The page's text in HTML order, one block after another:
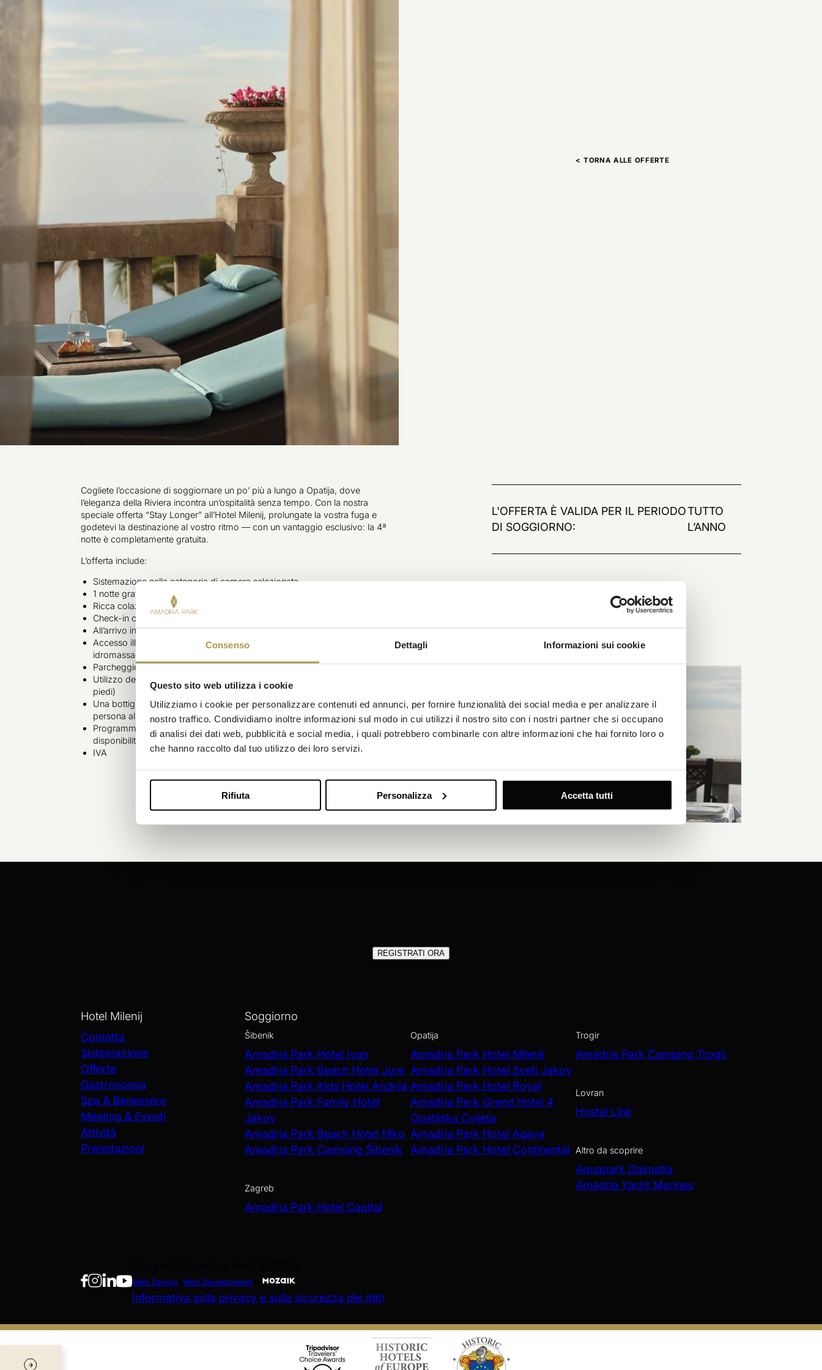
Consenso Dettagli Informazioni sui cookie
Questo sito web utilizza i cookie
Utilizziamo i cookie per personalizzare contenuti ed annunci, per fornire funzionalità dei social media e per analizzare il
nostro traffico. Condividiamo inoltre informazioni sul modo in cui utilizzi il nostro sito con i nostri partner che si occupano
di analisi dei dati web, pubblicità e social media, i quali potrebbero combinarle con altre informazioni che hai fornito loro o
che hanno raccolto dal tuo utilizzo dei loro servizi.
Rifiuta Personalizza Accetta tutti
< TORNA ALLE OFFERTE
Cogliete l’occasione di soggiornare un po’ più a lungo a Opatija, dove
l’eleganza della Riviera incontra un’ospitalità senza tempo. Con la nostra
speciale offerta “Stay Longer” all’Hotel Milenij, prolungate la vostra fuga e
godetevi la destinazione al vostro ritmo — con un vantaggio esclusivo: la 4ª
notte è completamente gratuita.
L’offerta include:
Sistemazione nella categoria di camera selezionata
1 notte gratuita
Ricca colazione a buffet
Check-in con drink di benvenuto
All’arrivo in camera troverete 1 bottiglia d’acqua da 0,75 l
Accesso illimitato al Milenij Spa, incluse piscine, zone relax, sauna e vasca
idromassaggio
Parcheggio privato in garage con videosorveglianza 24/7
Utilizzo della palestra presso il Grand Hotel 4 Opatijska Cvijeta (a 8 minuti a
piedi)
Una bottiglia di acqua di sorgente naturale Amadria Park da 0,33 l per
persona alla partenza
Programma mattutino di stretching con un trainer professionista (soggetto a
disponibilità)
IVA
L'OFFERTA È VALIDA PER IL PERIODO
DI SOGGIORNO:
TUTTO
L’ANNO
REGISTRATI ORA
Hotel Milenij
Contatta
Sistemazione
Offerte
Gastronomia
Spa & Benessere
Meeting & Eventi
Attività
Prenotazioni
Soggiorno
Šibenik
Amadria Park Hotel Ivan
Amadria Park Beach Hotel Jure
Amadria Park Kids Hotel Andrija
Amadria Park Family Hotel
Jakov
Amadria Park Beach Hotel Niko
Amadria Park Camping Šibenik
Zagreb
Amadria Park Hotel Capital
Opatija
Amadria Park Hotel Milenij
Amadria Park Hotel Sveti Jakov
Amadria Park Hotel Royal
Amadria Park Grand Hotel 4
Opatijska Cvijeta
Amadria Park Hotel Agava
Amadria Park Hotel Continental
Trogir
Amadria Park Camping Trogir
Lovran
Hostel Link
Altro da scoprire
Aquapark Dalmatia
Amadria Yacht Marines
Web Design Web Development
Informativa sulla privacy e sulla sicurezza dei dati